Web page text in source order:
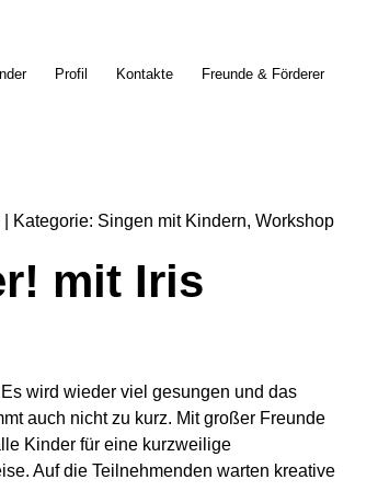
Profil Kontakte Freunde & Förderer
Kategorie Singen mit Kindern Workshop
mit Iris
wird wieder viel gesungen und das
auch nicht zu kurz. Mit großer Freunde
Kinder für eine kurzweilige
Auf die Teilnehmenden warten kreative